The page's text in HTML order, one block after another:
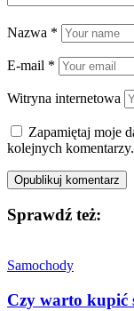
Nazwa *
E-mail *
Witryna internetowa
Zapamiętaj moje
kolejnych komentarzy.
Sprawdź też:
Samochody
Czy warto kupić